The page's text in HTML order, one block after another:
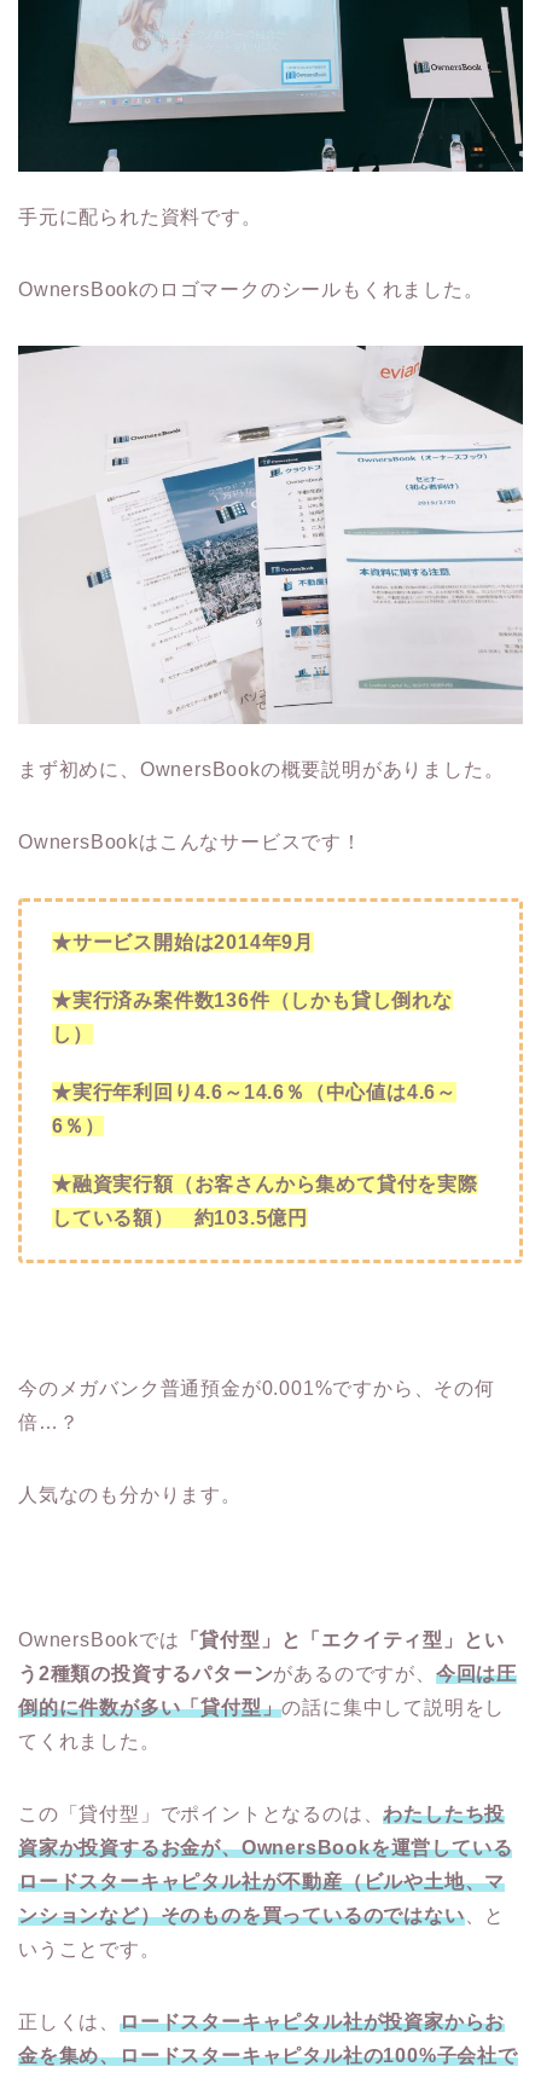
手元に配られた資料です。
OwnersBookのロゴマークのシールもくれました。
まず初めに、OwnersBookの概要説明がありました。
OwnersBookはこんなサービスです！
★サービス開始は2014年9 月
★実行済み案件数136件（しかも貸し倒れな
し）
★実行年利回り 4.6 ～ 14.6 ％（中心値は4.6 ～
6 ％）
★融資実行額（お客さんから集めて貸付を実際
している額） 約103.5億円
今のメガバンク普通預金が0.001%ですから、その何
倍…？
人気なのも分かります。
OwnersBookでは 「貸付型」と「エクイティ型」とい
う2種類の投資するパターンがあるのですが、 今回は圧
倒的に件数が多い「貸付型」の話に集中して説明をし
てくれました。
この「貸付型」でポイントとなるのは、わたしたち投
資家か投資するお金が、OwnersBookを運営している
ロードスターキャピタル社が不動産（ビルや土地、マ
ンションなど）そのものを買っているのではない、と
いうことです。
正しくは、 ロードスターキャピタル社が投資家からお
金を集め、ロードスターキャピタル社の100%子会社で